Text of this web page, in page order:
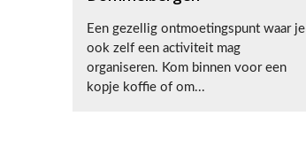
Een gezellig ontmoetingspunt waar je
ook zelf een activiteit mag
organiseren. Kom binnen voor een
kopje koffie of om...